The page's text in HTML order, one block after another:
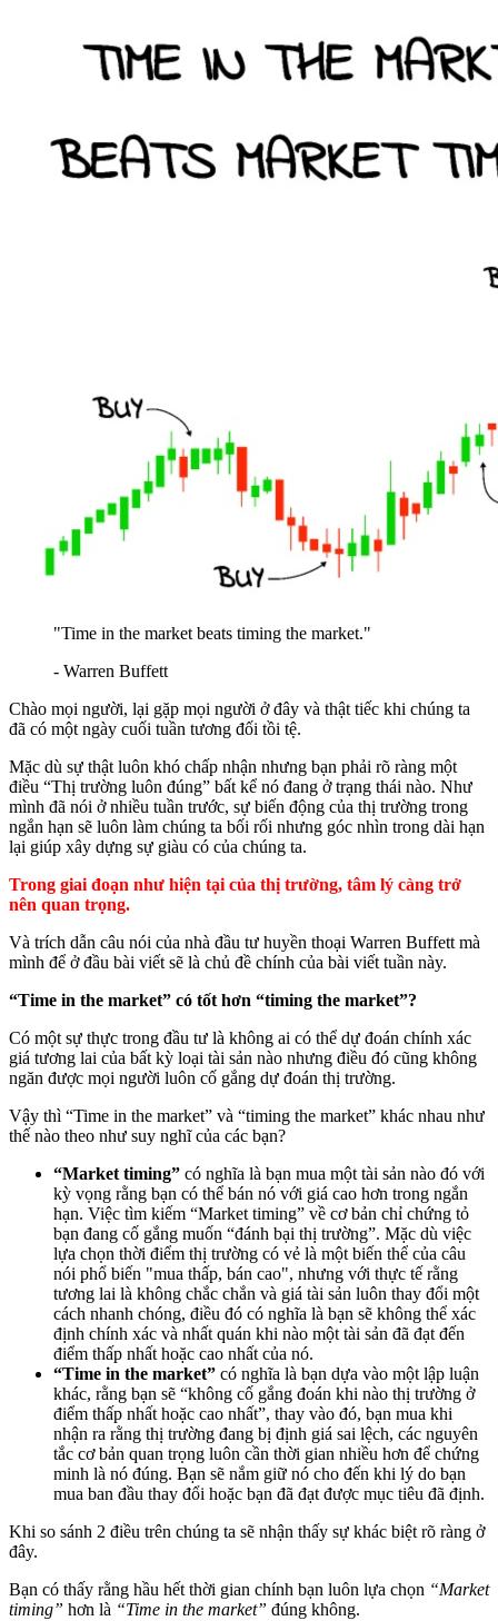
"Time in the market beats timing the market."
- Warren Buffett
Chào mọi người, lại gặp mọi người ở đây và thật tiếc khi chúng ta
đã có một ngày cuối tuần tương đối tồi tệ.
Mặc dù sự thật luôn khó chấp nhận nhưng bạn phải rõ ràng một
điều “Thị trường luôn đúng” bất kể nó đang ở trạng thái nào. Như
mình đã nói ở nhiều tuần trước, sự biến động của thị trường trong
ngắn hạn sẽ luôn làm chúng ta bối rối nhưng góc nhìn trong dài hạn
lại giúp xây dựng sự giàu có của chúng ta.
Trong giai đoạn như hiện tại của thị trường, tâm lý càng trở
nên quan trọng.
Và trích dẫn câu nói của nhà đầu tư huyền thoại Warren Buffett mà
mình để ở đầu bài viết sẽ là chủ đề chính của bài viết tuần này.
“Time in the market” có tốt hơn “timing the market”?
Có một sự thực trong đầu tư là không ai có thể dự đoán chính xác
giá tương lai của bất kỳ loại tài sản nào nhưng điều đó cũng không
ngăn được mọi người luôn cố gắng dự đoán thị trường.
Vậy thì “Time in the market” và “timing the market” khác nhau như
thế nào theo như suy nghĩ của các bạn?
“Market timing” có nghĩa là bạn mua một tài sản nào đó với
kỳ vọng rằng bạn có thể bán nó với giá cao hơn trong ngắn
hạn. Việc tìm kiếm “Market timing” về cơ bản chỉ chứng tỏ
bạn đang cố gắng muốn “đánh bại thị trường”. Mặc dù việc
lựa chọn thời điểm thị trường có vẻ là một biến thể của câu
nói phổ biến "mua thấp, bán cao", nhưng với thực tế rằng
tương lai là không chắc chắn và giá tài sản luôn thay đổi một
cách nhanh chóng, điều đó có nghĩa là bạn sẽ không thể xác
định chính xác và nhất quán khi nào một tài sản đã đạt đến
điểm thấp nhất hoặc cao nhất của nó.
“Time in the market” có nghĩa là bạn dựa vào một lập luận
khác, rằng bạn sẽ “không cố gắng đoán khi nào thị trường ở
điểm thấp nhất hoặc cao nhất”, thay vào đó, bạn mua khi
nhận ra rằng thị trường đang bị định giá sai lệch, các nguyên
tắc cơ bản quan trọng luôn cần thời gian nhiều hơn để chứng
minh là nó đúng. Bạn sẽ nắm giữ nó cho đến khi lý do bạn
mua ban đầu thay đổi hoặc bạn đã đạt được mục tiêu đã định.
Khi so sánh 2 điều trên chúng ta sẽ nhận thấy sự khác biệt rõ ràng ở
đây.
Bạn có thấy rằng hầu hết thời gian chính bạn luôn lựa chọn “Market
timing” hơn là “Time in the market” đúng không.